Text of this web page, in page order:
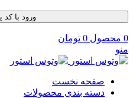
ورود با
0 محصول 0 تومان
منو
صفحه نخست
دسته بندی محصولات